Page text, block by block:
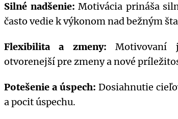
Silné nadšenie: Motivácia prináša
často vedie k výkonom nad bežným
Flexibilita a zmeny: Motivovaní
otvorenejší pre zmeny a nové
Potešenie a úspech: Dosiahnutie
a pocit úspechu.